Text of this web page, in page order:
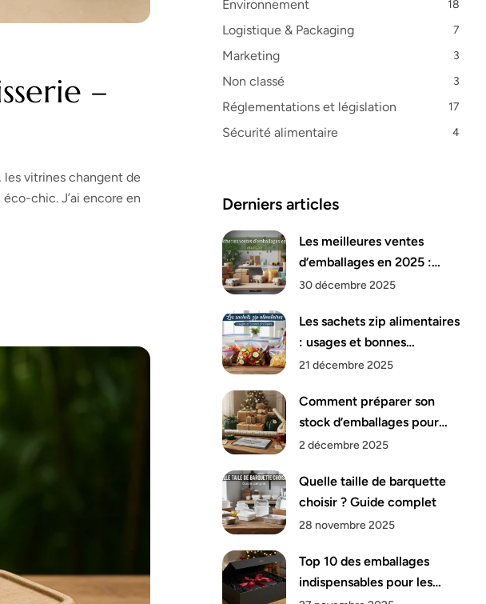
–
les vitrines changent de
chic. J’ai encore en
Environnement 18
Logistique & Packaging 7
Marketing 3
Non classé 3
Réglementations et législation 17
Sécurité alimentaire 4
Derniers articles
Les meilleures ventes
d’emballages en 2025 :
analyse
30 décembre 2025
Les sachets zip alimentaires
: usages et bonnes
pratiques
21 décembre 2025
Comment préparer son
stock d’emballages pour
Noël ?
2 décembre 2025
Quelle taille de barquette
choisir ? Guide complet
28 novembre 2025
Top 10 des emballages
indispensables pour les